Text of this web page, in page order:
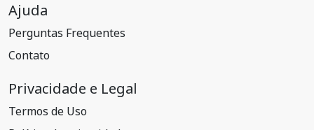
Ajuda
Perguntas Frequentes
Contato
Privacidade e Legal
Termos de Uso